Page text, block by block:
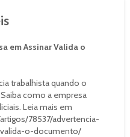
em Assinar Valida o
trabalhista quando o
como a empresa
Leia mais em
78537/advertencia-
o-documento/